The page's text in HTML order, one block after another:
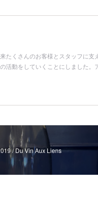
たくさんのお客様とスタッフに
活動をしていくことにしました
/ Du Vin Aux Liens